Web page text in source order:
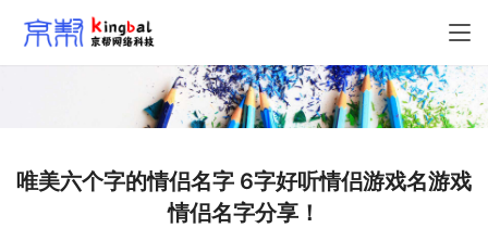
唯美六个字的情侣名字 6字好听情侣游戏名游戏
情侣名字分享！